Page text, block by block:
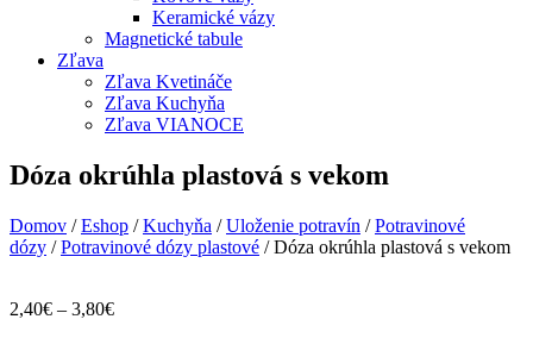
Keramické vázy
Magnetické tabule
Zľava
Zľava Kvetináče
Zľava Kuchyňa
Zľava VIANOCE
Dóza okrúhla plastová s vekom
Domov /Eshop /Kuchyňa /Uloženie potravín /Potravinové
dózy /Potravinové dózy plastové / Dóza okrúhla plastová s vekom
2,40€ – 3,80€Price